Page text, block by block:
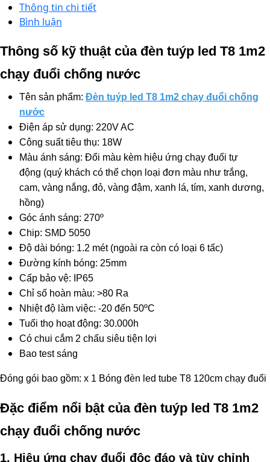
Thông tin chi tiết
Bình luận
Thông số kỹ thuật của đèn tuýp led T8 1m2
chạy đuổi chống nước
Tên sản phẩm: Đèn tuýp led T8 1m2 chạy đuổi chống
nước
Điện áp sử dụng: 220V AC
Công suất tiêu thụ: 18W
Màu ánh sáng: Đổi màu kèm hiệu ứng chạy đuổi tự
động (quý khách có thể chọn loại đơn màu như trắng,
cam, vàng nắng, đỏ, vàng đậm, xanh lá, tím, xanh dương,
hồng)
Góc ánh sáng: 270º
Chip: SMD 5050
Độ dài bóng: 1.2 mét (ngoài ra còn có loại 6 tấc)
Đường kính bóng: 25mm
Cấp bảo vệ: IP65
Chỉ số hoàn màu: >80 Ra
Nhiệt độ làm việc: -20 đến 50ºC
Tuổi thọ hoạt động: 30.000h
Có chui cắm 2 chấu siêu tiện lợi
Bao test sáng
Đóng gói bao gồm: x 1 Bóng đèn led tube T8 120cm chạy đuổi
Đặc điểm nổi bật của đèn tuýp led T8 1m2
chạy đuổi chống nước
1. Hiệu ứng chạy đuổi độc đáo và tùy chỉnh